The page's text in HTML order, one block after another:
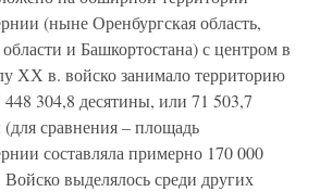
(ныне Оренбургская область,
и Башкортостана) с центром в
ХХ в. войско занимало территорию
304,8 десятины, или 71 503,7
сравнения – площадь
составляла примерно 170 000
выделялось среди других